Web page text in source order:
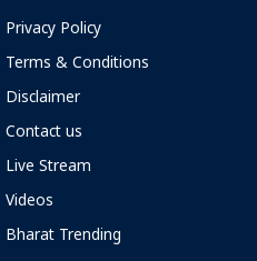
Privacy Policy
Terms & Conditions
Disclaimer
Contact us
Live Stream
Videos
Bharat Trending